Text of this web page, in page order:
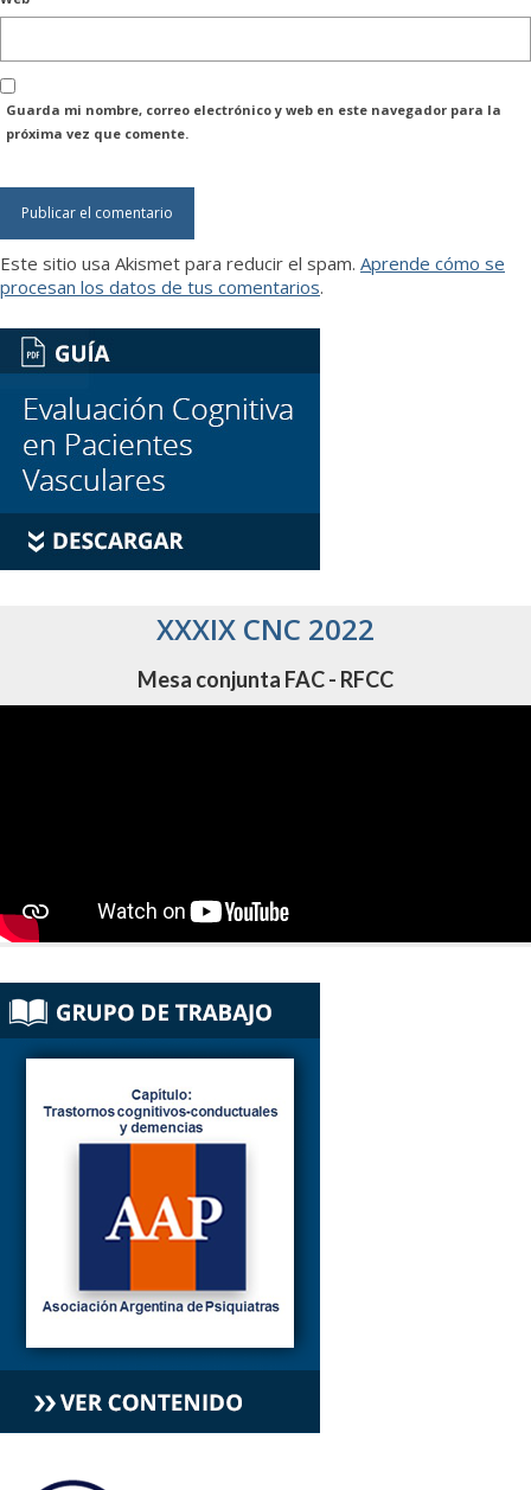
Guarda mi nombre, correo electrónico y web en este navegador para la
próxima vez que comente.
Este sitio usa Akismet para reducir el spam. Aprende cómo se
procesan los datos de tus comentarios.
XXXIX CNC 2022
Mesa conjunta FAC - RFCC